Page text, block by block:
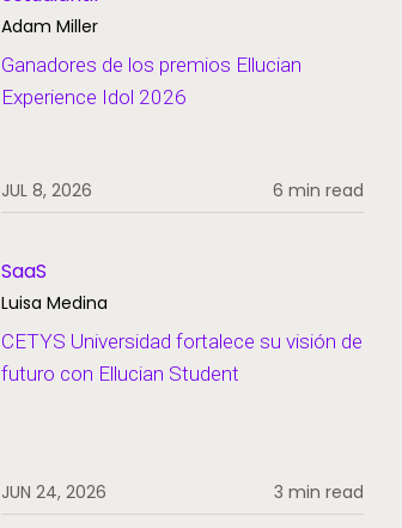
Adam Miller
Ganadores de los premios Ellucian
Experience Idol 2026
JUL 8, 2026 6 min read
SaaS
Luisa Medina
CETYS Universidad fortalece su visión de
futuro con Ellucian Student
JUN 24, 2026 3 min read